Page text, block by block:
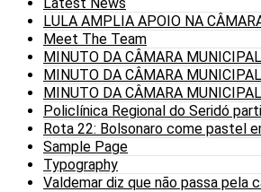
LULA AMPLIA APOIO NA
Meet The Team
MINUTO DA CÂMARA
MINUTO DA CÂMARA
MINUTO DA CÂMARA
Policlínica Regional do Seridó
Rota 22: Bolsonaro come pastel
Sample Page
Typography
Valdemar diz que não passa pela